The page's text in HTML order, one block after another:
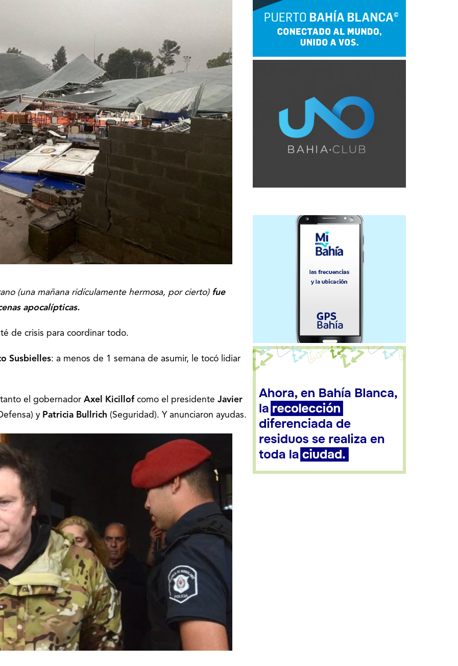
(una mañana ridículamente hermosa, por cierto) fue
apocalípticas.
de crisis para coordinar todo.
Susbielles: a menos de 1 semana de asumir, le tocó lidiar
el gobernador Axel Kicillof como el presidente Javier
y Patricia Bullrich (Seguridad). Y anunciaron ayudas.